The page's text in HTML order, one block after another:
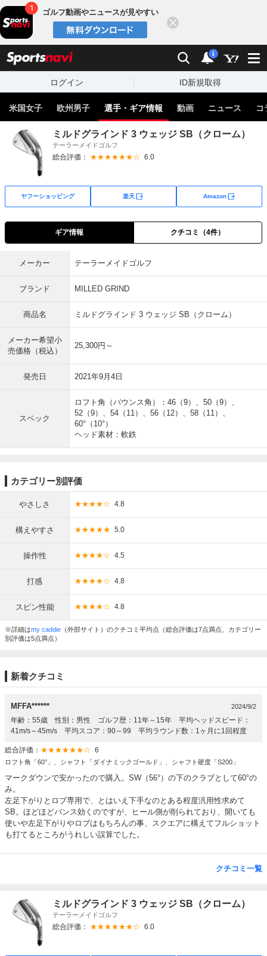
ゴルフ動画やニュースが見やすい
検索 通知
i
ログイン ID新規取得
米国女子 欧州男子 選手・ギア情報 動画 ニュース コ
ミルドグラインド 3 ウェッジ SB（クローム）
テーラーメイドゴルフ
総合評価： ★★★★★★☆ 6.0
ヤフーショッピング 楽天 Amazon
ギア情報 クチコミ（4件）
メーカー テーラーメイドゴルフ
ブランド MILLED GRIND
商品名 ミルドグラインド 3 ウェッジ SB（クローム）
メーカー希望小
売価格（税込）
25,300円～
発売日 2021年9月4日
スペック
ロフト角（バウンス角）：46（9）、50（9）、
52（9）、54（11）、56（12）、58（11）、
60°（10°）
ヘッド素材：軟鉄
カテゴリー別評価
やさしさ ★★★★☆ 4.8
構えやすさ ★★★★★ 5.0
操作性 ★★★★☆ 4.5
打感 ★★★★☆ 4.8
スピン性能 ★★★★☆ 4.8
※詳細はmy caddie （外部サイト）のクチコミ平均点（総合評価は7点満点、カテゴリー
別評価は5点満点）
新着クチコミ
MFFA****** 2024/9/2
年齢：55歳 性別：男性 ゴルフ歴：11年～15年 平均ヘッドスピード：
41m/s～45m/s 平均スコア：90～99 平均ラウンド数：1ヶ月に1回程度
総合評価： ★★★★★★☆ 6
ロフト角「60°」、シャフト「ダイナミックゴールド」、シャフト硬度「S200」
マークダウンで安かったので購入。SW（56°）の下のクラブとして60°の
み。
左足下がりとロブ専用で、とはいえ下手なのとある程度汎用性求めて
SB。ほどほどバンス効くのですが、ヒール側が削られており、開いても
使いや左足下がりやロブはもちろんの事、スクエアに構えてフルショット
も打てるところがうれしい誤算でした。
クチコミ一覧
ミルドグラインド 3 ウェッジ SB（クローム）
テーラーメイドゴルフ
総合評価： ★★★★★★☆ 6.0